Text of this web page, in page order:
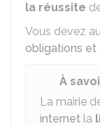
la réussite
Vous devez
obligations et
À
La mairie
internet la